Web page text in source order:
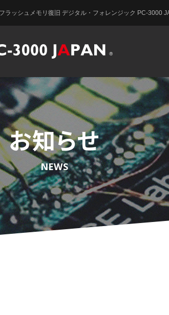
ラッシュメモリ復旧 デジタル・フォレンジック PC-3000
お知らせ
NEWS